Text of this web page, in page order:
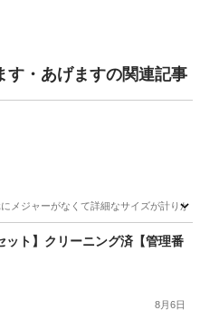
す・あげますの関連記事
メジャーがなくて詳細なサイズが計り
その他
ット】クリーニング済【管理番
8月6日